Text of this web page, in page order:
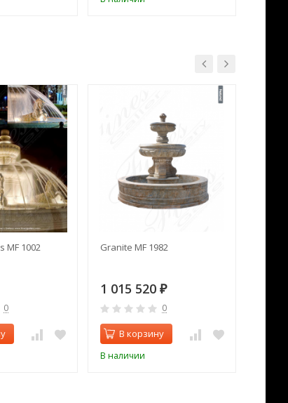
MF 1002
0
Granite MF 1982
1 015 520 ₽
0
В корзину
В наличии